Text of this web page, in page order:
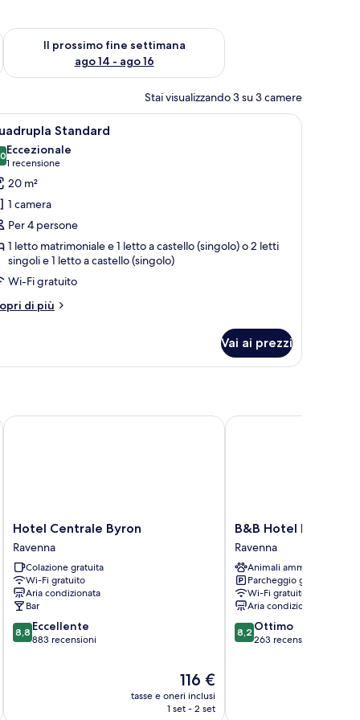
ago 7 - ago 9
Il prossimo fine settimana
ago 14 - ago 16
Verifica la disponibilità per il prossimo fine settimana, ago 14
Stai visualizzando 3 su 3 camere
una sedia, una finestra con tende e vista sull'esterno.
Una camera d'albergo con un letto, un
21 Standard
su 10
Eccezionale
1 recensione
(1
recensione)
20 m²
1 camera
Per 4 persone
1 letto matrimoniale e 1 letto a castello (singolo) o 2 letti
singoli e 1 letto a castello (singolo)
Wi-Fi gratuito
di più
Vai ai prezzi
Hotel
Centrale
Byron
Ravenna
Hotel Centrale Byron
Ravenna
Colazione gratuita
Wi-Fi gratuito
Aria condizionata
Bar
8.8
su
8,8 Eccellente
883 recensioni
Il
prezzo
attuale
116 €
tasse e oneri inclusi
1 set - 2 set
Hotel Centrale Byron
B&B
Hotel
Ravenna
Ravenna
B&B Hotel Ravenna
Ravenna
Animali ammessi
Parcheggio gratuito
Wi-Fi gratuito
Aria condizionata
8.2
su
8,2 Ottimo
263 recensioni
B&B Hotel Ravenna